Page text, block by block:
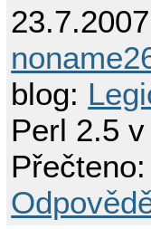
blog:
Perl 2.5